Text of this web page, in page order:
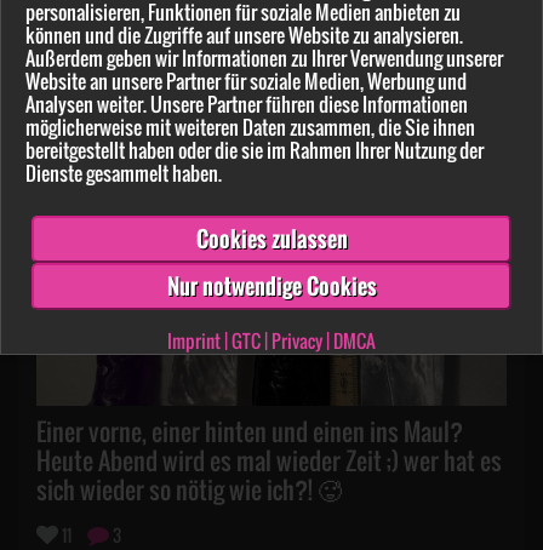
personalisieren, Funktionen für soziale Medien anbieten zu
können und die Zugriffe auf unsere Website zu analysieren.
Außerdem geben wir Informationen zu Ihrer Verwendung unserer
Website an unsere Partner für soziale Medien, Werbung und
Analysen weiter. Unsere Partner führen diese Informationen
möglicherweise mit weiteren Daten zusammen, die Sie ihnen
bereitgestellt haben oder die sie im Rahmen Ihrer Nutzung der
Dienste gesammelt haben.
Cookies zulassen
Nur notwendige Cookies
Imprint|GTC|Privacy|DMCA
am 07.02.2025
Einer vorne, einer hinten und einen ins Maul?
Heute Abend wird es mal wieder Zeit ;) wer hat es
sich wieder so nötig wie ich?! 🥵
11 3